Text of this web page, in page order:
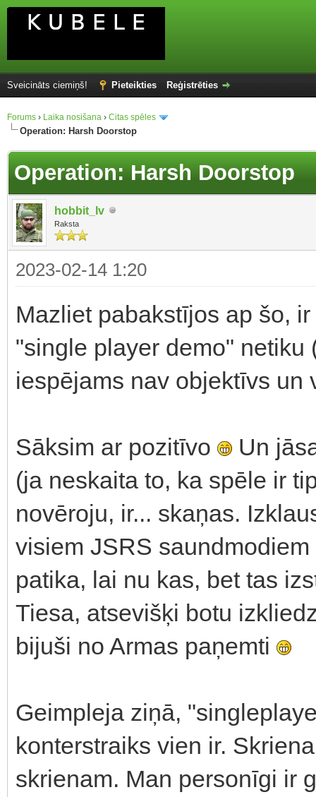
Sveicināts ciemiņš! Pieteikties Reģistrēties
Forums › Laika nosišana › Citas spēles
Operation: Harsh Doorstop
Operation: Harsh Doorstop
hobbit_lv
Raksta
2023-02-14 1:20
Mazliet pabakstījos ap šo,
"single player demo"
iespējams nav objektīvs un
Sāksim ar pozitīvo
Un
(ja neskaita to, ka spēle ir
novēroju, ir... skaņas.
visiem JSRS
patika, lai nu kas, bet tas
Tiesa, atsevišķi botu
bijuši no Armas paņemti
Geimpleja ziņā,
konterstraiks vien ir.
skrienam. Man personīgi ir